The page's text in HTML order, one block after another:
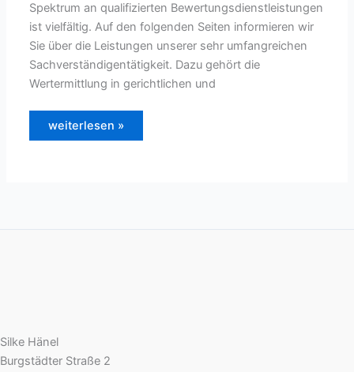
Spektrum an qualifizierten Bewertungsdienstleistungen
ist vielfältig. Auf den folgenden Seiten informieren wir
Sie über die Leistungen unserer sehr umfangreichen
Sachverständigentätigkeit. Dazu gehört die
Wertermittlung in gerichtlichen und
Herzlich
weiterlesen »
Silke Hänel
Burgstädter Straße 2